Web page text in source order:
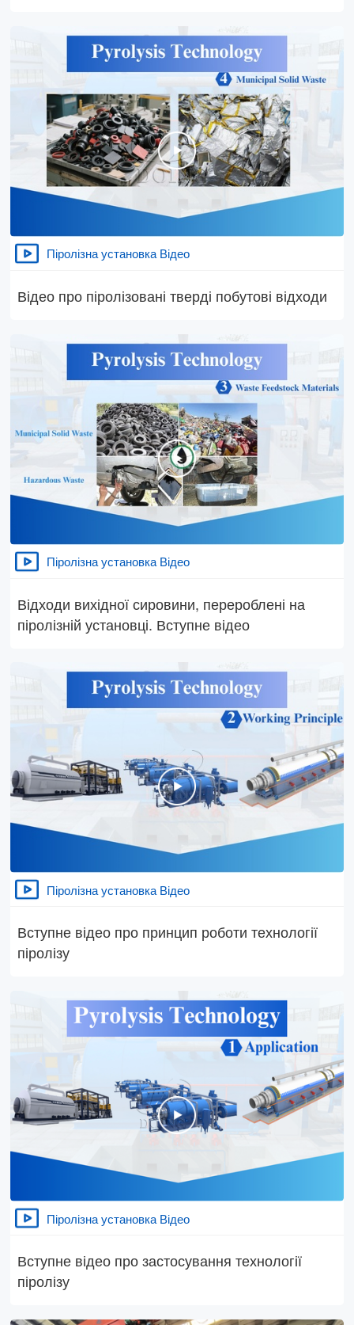
Піролізна установка Відео
Відео про піролізовані тверді побутові відходи
Піролізна установка Відео
Відходи вихідної сировини, перероблені на
піролізній установці. Вступне відео
Піролізна установка Відео
Вступне відео про принцип роботи технології
піролізу
Піролізна установка Відео
Вступне відео про застосування технології
піролізу